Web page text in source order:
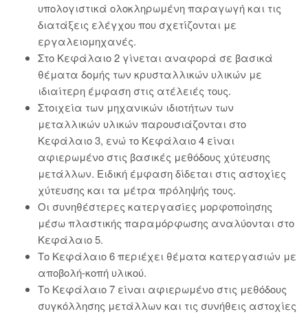
υπολογιστικά ολοκληρωμένη παραγωγή και τις
διατάξεις ελέγχου που σχετίζονται με
εργαλειομηχανές.
Στο Kεφάλαιο 2 γίνεται αναφορά σε βασικά
θέματα δομής των κρυσταλλικών υλικών με
ιδιαίτερη έμφαση στις ατέλειές τους.
Στοιχεία των μηχανικών ιδιοτήτων των
μεταλλικών υλικών παρουσιάζονται στο
Kεφάλαιο 3, ενώ το Kεφάλαιο 4 είναι
αφιερωμένο στις βασικές μεθόδους χύτευσης
μετάλλων. Ειδική έμφαση δίδεται στις αστοχίες
χύτευσης και τα μέτρα πρόληψής τους.
Οι συνηθέστερες κατεργασίες μορφοποίησης
μέσω πλαστικής παραμόρφωσης αναλύονται στο
Kεφάλαιο 5.
Το Kεφάλαιο 6 περιέχει θέματα κατεργασιών με
αποβολή-κοπή υλικού.
Το Kεφάλαιο 7 είναι αφιερωμένο στις μεθόδους
συγκόλλησης μετάλλων και τις συνήθεις αστοχίες